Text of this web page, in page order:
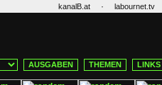
kanalB.at · labournet.tv
AUSGABEN THEMEN LINKS